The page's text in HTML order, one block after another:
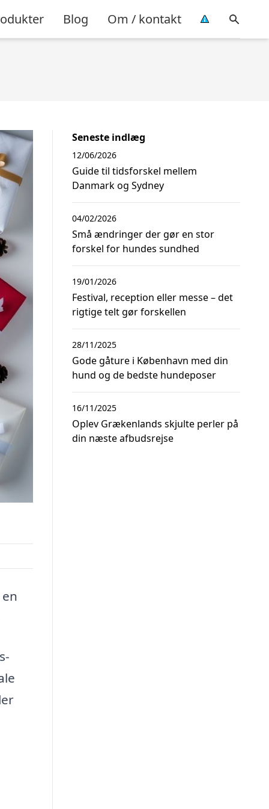
Blog Om / kontakt
Seneste indlæg
Guide til tidsforskel mellem
Danmark og Sydney
12/06/2026
Små ændringer der gør en stor
forskel for hundes sundhed
04/02/2026
Festival, reception eller messe – det
rigtige telt gør forskellen
19/01/2026
Gode gåture i København med din
hund og de bedste hundeposer
28/11/2025
Oplev Grækenlands skjulte perler på
din næste afbudsrejse
16/11/2025